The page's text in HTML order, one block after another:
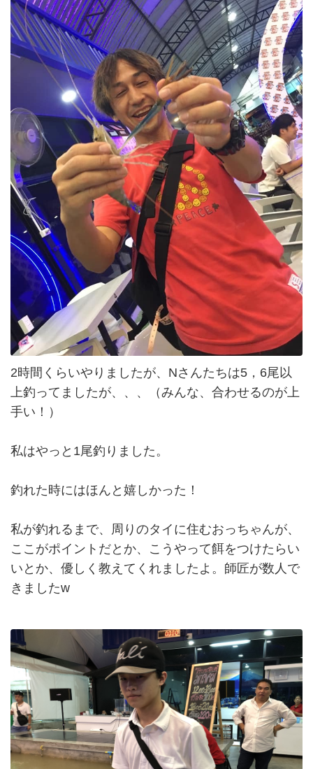
2時間くらいやりましたが、Nさんたちは5，6尾以
上釣ってましたが、、、（みんな、合わせるのが上
手い！）
私はやっと1尾釣りました。
釣れた時にはほんと嬉しかった！
私が釣れるまで、周りのタイに住むおっちゃんが、
ここがポイントだとか、こうやって餌をつけたらい
いとか、優しく教えてくれましたよ。師匠が数人で
きましたw